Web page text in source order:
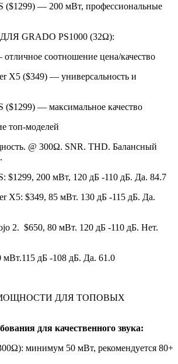
($1299) — 200 мВт, профессиональные
GRADO PS1000 (32Ω):
соотношение цена/качество
X5 ($349) — универсальность и
— максимальное качество
топ-моделей
@ 300Ω. SNR. THD. Балансный
$1299, 200 мВт, 120 дБ -110 дБ. Да. 84.7
X5: $349, 85 мВт. 130 дБ -115 дБ. Да.
2. $650, 80 мВт. 120 дБ -110 дБ. Нет.
дБ -108 дБ. Да. 61.0
ДЛЯ ТОПОВЫХ
для качественного звука:
минимум 50 мВт, рекомендуется 80+